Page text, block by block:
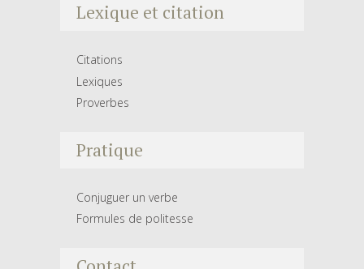
Lexique et citation
Citations
Lexiques
Proverbes
Pratique
Conjuguer un verbe
Formules de politesse